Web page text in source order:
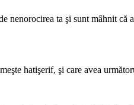
ta şi sunt mâhnit că
hatişerif, şi care avea